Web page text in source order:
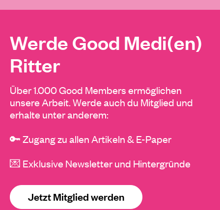
Werde Good Medi(en)
Ritter
Über 1.000 Good Members ermöglichen
unsere Arbeit. Werde auch du Mitglied und
erhalte unter anderem:
🔑 Zugang zu allen Artikeln & E-Paper
💌 Exklusive Newsletter und Hintergründe
Jetzt Mitglied werden